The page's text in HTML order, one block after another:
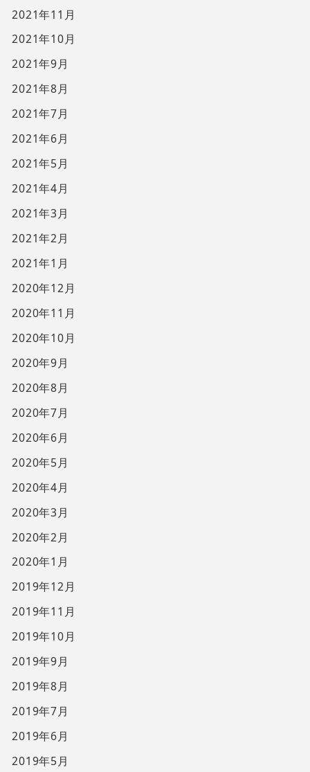
2021年11月
2021年10月
2021年9月
2021年8月
2021年7月
2021年6月
2021年5月
2021年4月
2021年3月
2021年2月
2021年1月
2020年12月
2020年11月
2020年10月
2020年9月
2020年8月
2020年7月
2020年6月
2020年5月
2020年4月
2020年3月
2020年2月
2020年1月
2019年12月
2019年11月
2019年10月
2019年9月
2019年8月
2019年7月
2019年6月
2019年5月